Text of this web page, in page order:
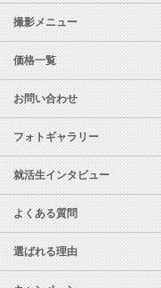
撮影メニュー
価格一覧
お問い合わせ
フォトギャラリー
就活生インタビュー
よくある質問
選ばれる理由